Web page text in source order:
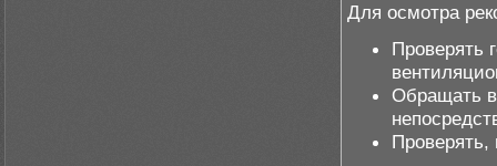
Для осмотра
Проверять
Обращать
Проверять,